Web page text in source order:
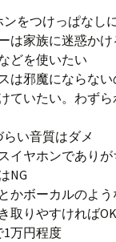
をつけっぱなし
は家族に迷惑か
どを使いたい
は邪魔にならない
ていたい。わず
い音質はダメ
イヤホンであり
NG
かボーカルのよ
取りやすければOK
1万円程度